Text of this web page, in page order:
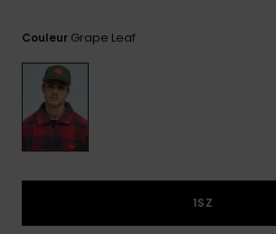
des
réponses
contact.
Consulter
la FAQ
Couleur Grape Leaf
1SZ